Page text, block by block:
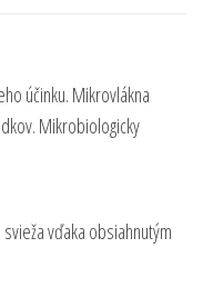
účinku. Mikrovlákna
Mikrobiologicky
vďaka obsiahnutým